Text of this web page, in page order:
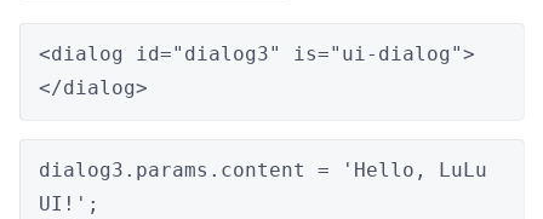
<dialog id="dialog3" is="ui-dialog">
</dialog>
dialog3.params.content = 'Hello, LuLu
UI!';